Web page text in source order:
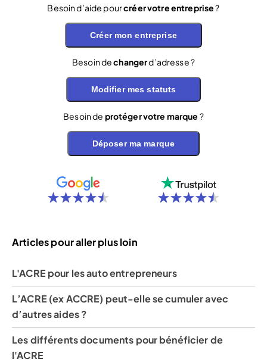
Besoin d’aide pourcréer votre entreprise?
Créer mon entreprise
Besoin dechangerd’adresse ?
Modifier mes statuts
Besoin de protéger votre marque ?
Déposer ma marque
Articles pour aller plus loin
L'ACRE pour les auto entrepreneurs
L’ACRE (ex ACCRE) peut-elle se cumuler avec
d’autres aides ?
Les différents documents pour bénéficier de
l'ACRE